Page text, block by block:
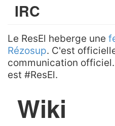
IRC
Le ResEl heberge une
Rézosup. C'est
communication
est #ResEl.
Wiki